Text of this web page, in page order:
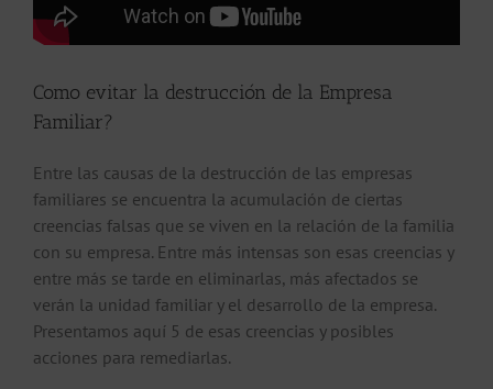
Como evitar la destrucción de la Empresa
Familiar?
Entre las causas de la destrucción de las empresas
familiares se encuentra la acumulación de ciertas
creencias falsas que se viven en la relación de la familia
con su empresa. Entre más intensas son esas creencias y
entre más se tarde en eliminarlas, más afectados se
verán la unidad familiar y el desarrollo de la empresa.
Presentamos aquí 5 de esas creencias y posibles
acciones para remediarlas.